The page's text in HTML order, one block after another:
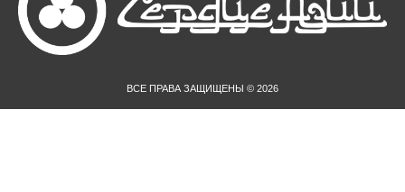
ВСЕ ПРАВА ЗАЩИЩЕНЫ © 2026